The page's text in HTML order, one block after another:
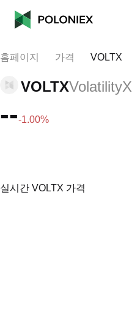
홈페이지 가격 VOLTX
VOLTXVolatilityX
---1.00%
실시간 VOLTX 가격